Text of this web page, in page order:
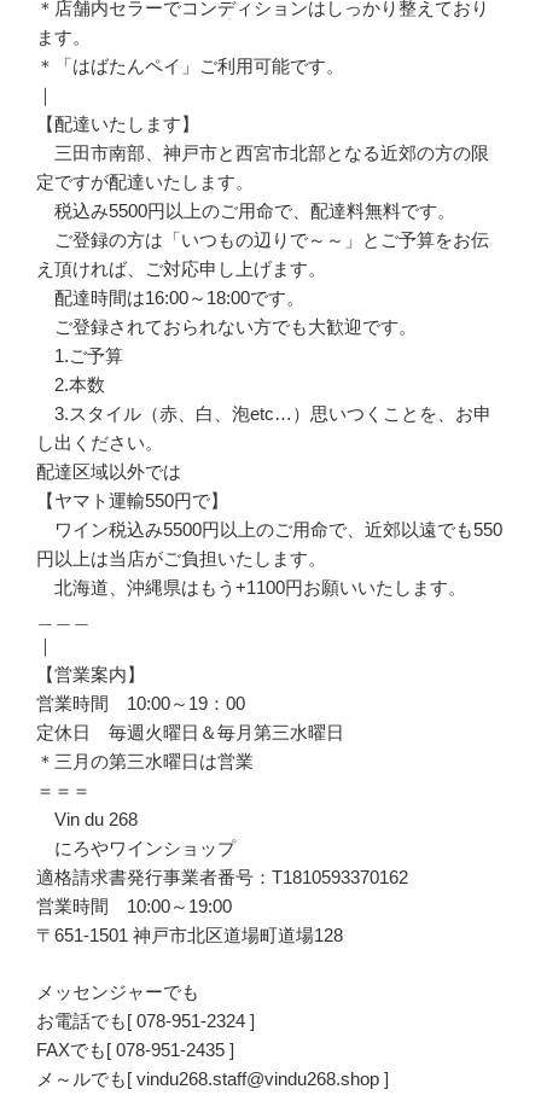
＊店舗内セラーでコンディションはしっかり整えており
ます。
＊「はばたんペイ」ご利用可能です。
｜
【配達いたします】
三田市南部、神戸市と西宮市北部となる近郊の方の限
定ですが配達いたします。
税込み5500円以上のご用命で、配達料無料です。
ご登録の方は「いつもの辺りで～～」とご予算をお伝
え頂ければ、ご対応申し上げます。
配達時間は16:00～18:00です。
ご登録されておられない方でも大歓迎です。
1.ご予算
2.本数
3.スタイル（赤、白、泡etc…）思いつくことを、お申
し出ください。
配達区域以外では
【ヤマト運輸550円で】
ワイン税込み5500円以上のご用命で、近郊以遠でも550
円以上は当店がご負担いたします。
北海道、沖縄県はもう+1100円お願いいたします。
｜
【営業案内】
営業時間 10:00～19：00
定休日 毎週火曜日＆毎月第三水曜日
＊三月の第三水曜日は営業
＝＝＝
Vin du 268
にろやワインショップ
適格請求書発行事業者番号：T1810593370162
営業時間 10:00～19:00
〒651-1501 神戸市北区道場町道場128
メッセンジャーでも
お電話でも[ 078-951-2324 ]
FAXでも[ 078-951-2435 ]
メ～ルでも[ vindu268.staff@vindu268.shop ]